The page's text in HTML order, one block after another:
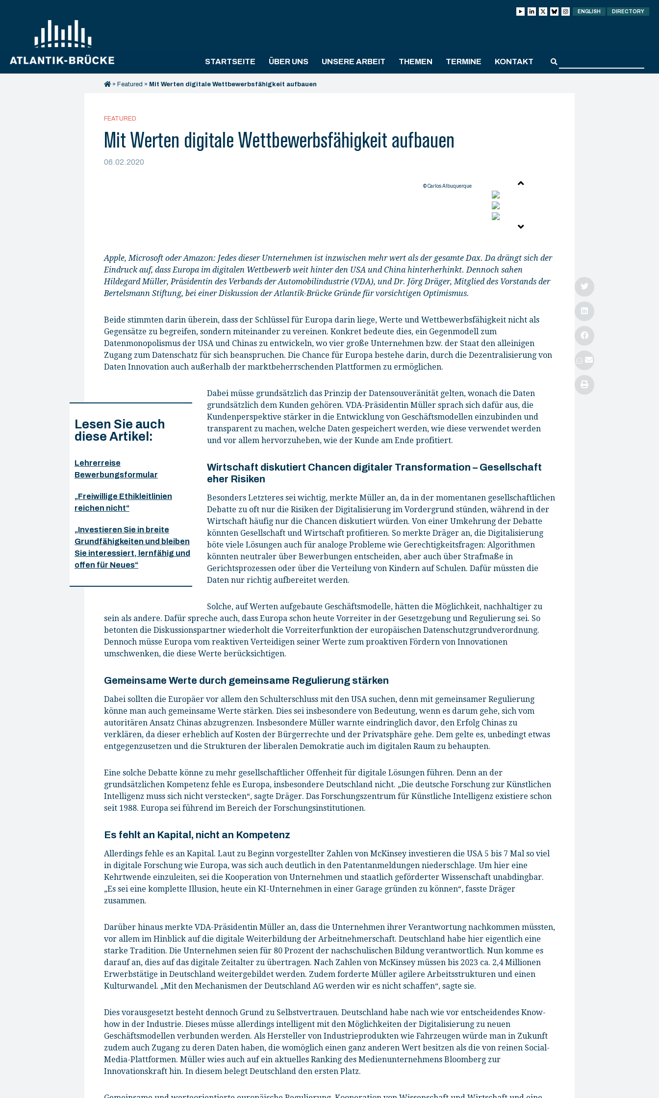
ENGLISH DIRECTORY
STARTSEITE ÜBER UNS UNSERE ARBEIT THEMEN TERMINE KONTAKT
» Featured » Mit Werten digitale Wettbewerbsfähigkeit aufbauen
FEATURED
Mit Werten digitale Wettbewerbsfähigkeit aufbauen
06.02.2020
© Carlos Albuquerque
Apple, Microsoft oder Amazon: Jedes dieser Unternehmen ist inzwischen mehr wert als der gesamte Dax. Da drängt sich der
Eindruck auf, dass Europa im digitalen Wettbewerb weit hinter den USA und China hinterherhinkt. Dennoch sahen
Hildegard Müller, Präsidentin des Verbands der Automobilindustrie (VDA), und Dr. Jörg Dräger, Mitglied des Vorstands der
Bertelsmann Stiftung, bei einer Diskussion der Atlantik-Brücke Gründe für vorsichtigen Optimismus.
Beide stimmten darin überein, dass der Schlüssel für Europa darin liege, Werte und Wettbewerbsfähigkeit nicht als
Gegensätze zu begreifen, sondern miteinander zu vereinen. Konkret bedeute dies, ein Gegenmodell zum
Datenmonopolismus der USA und Chinas zu entwickeln, wo vier große Unternehmen bzw. der Staat den alleinigen
Zugang zum Datenschatz für sich beanspruchen. Die Chance für Europa bestehe darin, durch die Dezentralisierung von
Daten Innovation auch außerhalb der marktbeherrschenden Plattformen zu ermöglichen.
Lesen Sie auch
diese Artikel:
Lehrerreise
Bewerbungsformular
„Freiwillige Ethikleitlinien
reichen nicht“
„Investieren Sie in breite
Grundfähigkeiten und bleiben
Sie interessiert, lernfähig und
offen für Neues“
Dabei müsse grundsätzlich das Prinzip der Datensouveränität gelten, wonach die Daten
grundsätzlich dem Kunden gehören. VDA-Präsidentin Müller sprach sich dafür aus, die
Kundenperspektive stärker in die Entwicklung von Geschäftsmodellen einzubinden und
transparent zu machen, welche Daten gespeichert werden, wie diese verwendet werden
und vor allem hervorzuheben, wie der Kunde am Ende profitiert.
Wirtschaft diskutiert Chancen digitaler Transformation – Gesellschaft
eher Risiken
Besonders Letzteres sei wichtig, merkte Müller an, da in der momentanen gesellschaftlichen
Debatte zu oft nur die Risiken der Digitalisierung im Vordergrund stünden, während in der
Wirtschaft häufig nur die Chancen diskutiert würden. Von einer Umkehrung der Debatte
könnten Gesellschaft und Wirtschaft profitieren. So merkte Dräger an, die Digitalisierung
böte viele Lösungen auch für analoge Probleme wie Gerechtigkeitsfragen: Algorithmen
könnten neutraler über Bewerbungen entscheiden, aber auch über Strafmaße in
Gerichtsprozessen oder über die Verteilung von Kindern auf Schulen. Dafür müssten die
Daten nur richtig aufbereitet werden.
Solche, auf Werten aufgebaute Geschäftsmodelle, hätten die Möglichkeit, nachhaltiger zu
sein als andere. Dafür spreche auch, dass Europa schon heute Vorreiter in der Gesetzgebung und Regulierung sei. So
betonten die Diskussionspartner wiederholt die Vorreiterfunktion der europäischen Datenschutzgrundverordnung.
Dennoch müsse Europa vom reaktiven Verteidigen seiner Werte zum proaktiven Fördern von Innovationen
umschwenken, die diese Werte berücksichtigen.
Gemeinsame Werte durch gemeinsame Regulierung stärken
Dabei sollten die Europäer vor allem den Schulterschluss mit den USA suchen, denn mit gemeinsamer Regulierung
könne man auch gemeinsame Werte stärken. Dies sei insbesondere von Bedeutung, wenn es darum gehe, sich vom
autoritären Ansatz Chinas abzugrenzen. Insbesondere Müller warnte eindringlich davor, den Erfolg Chinas zu
verklären, da dieser erheblich auf Kosten der Bürgerrechte und der Privatsphäre gehe. Dem gelte es, unbedingt etwas
entgegenzusetzen und die Strukturen der liberalen Demokratie auch im digitalen Raum zu behaupten.
Eine solche Debatte könne zu mehr gesellschaftlicher Offenheit für digitale Lösungen führen. Denn an der
grundsätzlichen Kompetenz fehle es Europa, insbesondere Deutschland nicht. „Die deutsche Forschung zur Künstlichen
Intelligenz muss sich nicht verstecken“, sagte Dräger. Das Forschungszentrum für Künstliche Intelligenz existiere schon
seit 1988. Europa sei führend im Bereich der Forschungsinstitutionen.
Es fehlt an Kapital, nicht an Kompetenz
Allerdings fehle es an Kapital. Laut zu Beginn vorgestellter Zahlen von McKinsey investieren die USA 5 bis 7 Mal so viel
in digitale Forschung wie Europa, was sich auch deutlich in den Patentanmeldungen niederschlage. Um hier eine
Kehrtwende einzuleiten, sei die Kooperation von Unternehmen und staatlich geförderter Wissenschaft unabdingbar.
„Es sei eine komplette Illusion, heute ein KI-Unternehmen in einer Garage gründen zu können“, fasste Dräger
zusammen.
Darüber hinaus merkte VDA-Präsidentin Müller an, dass die Unternehmen ihrer Verantwortung nachkommen müssten,
vor allem im Hinblick auf die digitale Weiterbildung der Arbeitnehmerschaft. Deutschland habe hier eigentlich eine
starke Tradition. Die Unternehmen seien für 80 Prozent der nachschulischen Bildung verantwortlich. Nun komme es
darauf an, dies auf das digitale Zeitalter zu übertragen. Nach Zahlen von McKinsey müssen bis 2023 ca. 2,4 Millionen
Erwerbstätige in Deutschland weitergebildet werden. Zudem forderte Müller agilere Arbeitsstrukturen und einen
Kulturwandel. „Mit den Mechanismen der Deutschland AG werden wir es nicht schaffen“, sagte sie.
Dies vorausgesetzt besteht dennoch Grund zu Selbstvertrauen. Deutschland habe nach wie vor entscheidendes Know-
how in der Industrie. Dieses müsse allerdings intelligent mit den Möglichkeiten der Digitalisierung zu neuen
Geschäftsmodellen verbunden werden. Als Hersteller von Industrieprodukten wie Fahrzeugen würde man in Zukunft
zudem auch Zugang zu deren Daten haben, die womöglich einen ganz anderen Wert besitzen als die von reinen Social-
Media-Plattformen. Müller wies auch auf ein aktuelles Ranking des Medienunternehmens Bloomberg zur
Innovationskraft hin. In diesem belegt Deutschland den ersten Platz.